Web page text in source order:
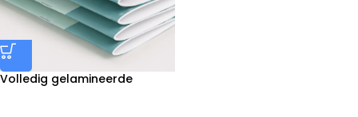
Volledig gelamineerde